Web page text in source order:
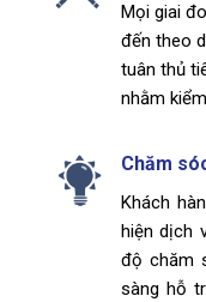
Mọi giai
đến theo
tuân thủ
nhằm
Chăm
Khách
hiện dịch
độ chăm
sàng hỗ